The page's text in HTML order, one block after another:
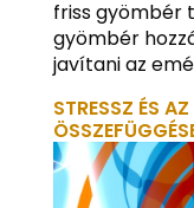
friss gyömbér
gyömbér
javítani az
STRESSZ ÉS